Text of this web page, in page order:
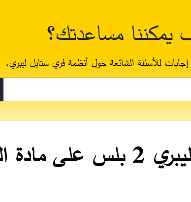
يمكننا مساعدتك؟
للأسئلة الشائعة حول أنظمة فري ستايل ليبري.